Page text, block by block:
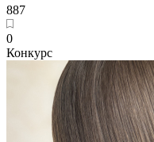
887
0
Конкурс